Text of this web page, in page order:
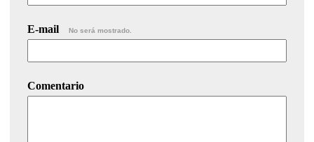
E-mail No será mostrado.
Comentario